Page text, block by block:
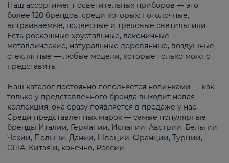
Наш ассортимент осветительных приборов — это
более 120 брендов, среди которых: потолочные,
встраиваемые, подвесные и трековые светильники.
Есть роскошные хрустальные, лаконичные
металлические, натуральные деревянные, воздушные
стеклянные — любые модели, которые только можно
представить.
Наш каталог постоянно пополняется новинками — как
только у представленного бренда выходит новая
коллекция, она сразу появляется в продаже у нас.
Среди представленных марок — самые популярные
бренды Италии, Германии, Испании, Австрии, Бельгии,
Чехии, Польши, Дании, Швеции, Франции, Турции,
США, Китая и, конечно, России.